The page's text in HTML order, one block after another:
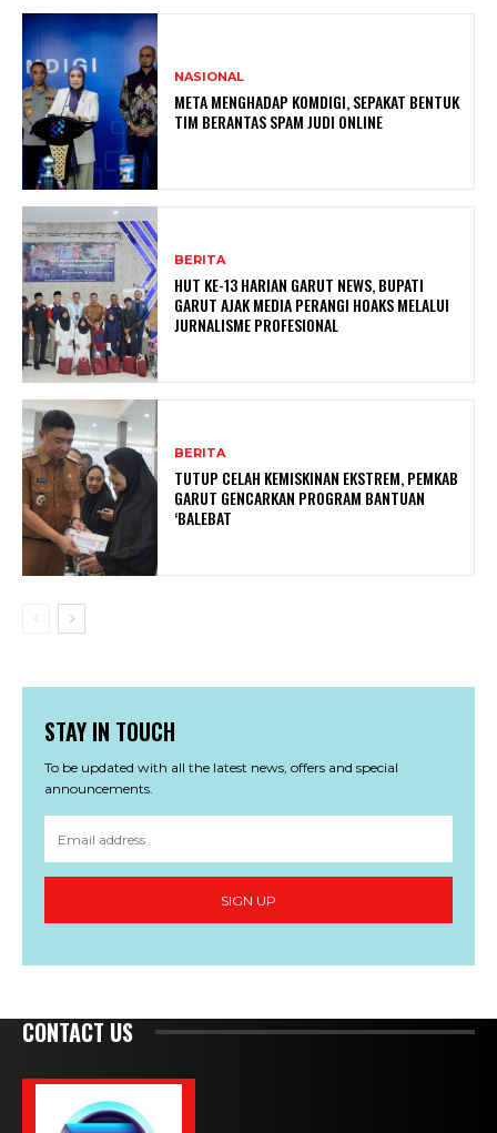
NASIONAL
META MENGHADAP KOMDIGI, SEPAKAT BENTUK
TIM BERANTAS SPAM JUDI ONLINE
BERITA
HUT KE-13 HARIAN GARUT NEWS, BUPATI
GARUT AJAK MEDIA PERANGI HOAKS MELALUI
JURNALISME PROFESIONAL
BERITA
TUTUP CELAH KEMISKINAN EKSTREM, PEMKAB
GARUT GENCARKAN PROGRAM BANTUAN
‘BALEBAT
STAY IN TOUCH
To be updated with all the latest news, offers and special
announcements.
SIGN UP
CONTACT US